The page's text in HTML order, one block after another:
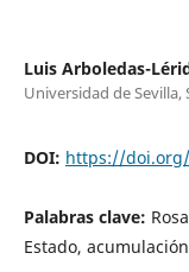
Luis Arboledas-
Universidad de Sevilla,
DOI: https://
Palabras clave:
Estado,